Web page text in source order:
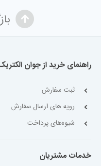
راهنمای خرید از جوان
ثبت سفارش
رویه های ارسال سفارش
شیوه‌های پرداخت
خدمات مشتریان